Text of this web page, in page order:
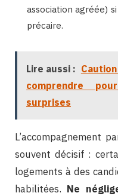
association agréée)
précaire.
Lire aussi :
comprendre
surprises
L’accompagnement
souvent décisif :
logements à des
habilitées. Ne